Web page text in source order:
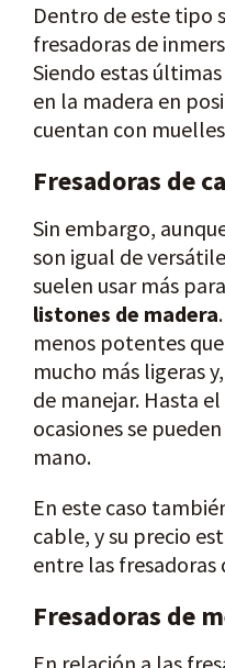
Dentro de este tipo
fresadoras de
Siendo estas
en la madera en
cuentan con
Fresadoras de
Sin embargo,
son igual de
suelen usar más para
listones de madera
menos potentes
mucho más ligeras
de manejar. Hasta
ocasiones se
mano.
En este caso
cable, y su precio
entre las fresadoras
Fresadoras de